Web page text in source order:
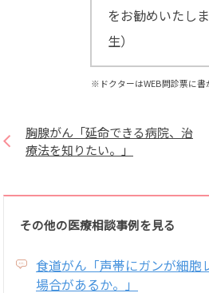
をお勧めいたし
生）
※ドクターはWEB問診票に書
胸腺がん「延命できる病院、治
療法を知りたい。」
その他の医療相談事例を見る
食道がん「声帯にガンが細胞
場合があるか。」